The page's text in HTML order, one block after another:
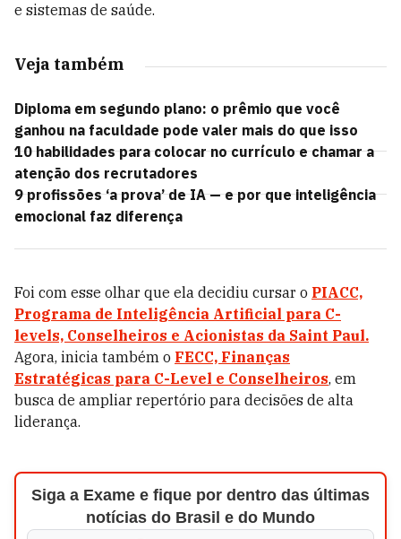
e sistemas de saúde.
Veja também
Diploma em segundo plano: o prêmio que você
ganhou na faculdade pode valer mais do que isso
10 habilidades para colocar no currículo e chamar a
atenção dos recrutadores
9 profissões ‘a prova’ de IA — e por que inteligência
emocional faz diferença
Foi com esse olhar que ela decidiu cursar o PIACC,
Programa de Inteligência Artificial para C-
levels, Conselheiros e Acionistas da Saint Paul.
Agora, inicia também o FECC, Finanças
Estratégicas para C-Level e Conselheiros, em
busca de ampliar repertório para decisões de alta
liderança.
Siga a Exame e fique por dentro das últimas
notícias do Brasil e do Mundo